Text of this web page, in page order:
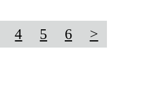
4 5 6 >